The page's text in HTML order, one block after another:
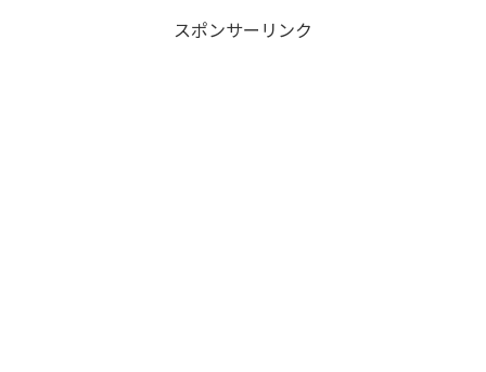
スポンサーリンク